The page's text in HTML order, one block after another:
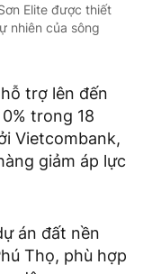
Elite được thiết
nhiên của sông
trợ lên đến
trong 18
Vietcombank,
giảm áp lực
án đất nền
Thọ, phù hợp